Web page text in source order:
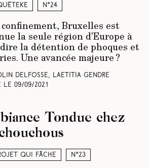
N°24
confinement, Bruxelles est
la seule région d’Europe à
la détention de phoques et
Une avancée majeure ?
Delfosse, Laetitia Gendre
le 09/09/2021
qui fâche N°23
Tondue chez